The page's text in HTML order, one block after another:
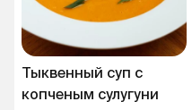
Тыквенный суп с
копченым сулугуни